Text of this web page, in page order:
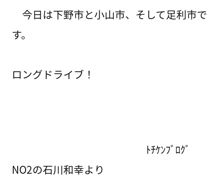
今日は下野市と小山市、そして足利市で
す。
ロングドライブ！
ﾄﾁｹﾝﾌﾞﾛｸﾞ
NO2の石川和幸より